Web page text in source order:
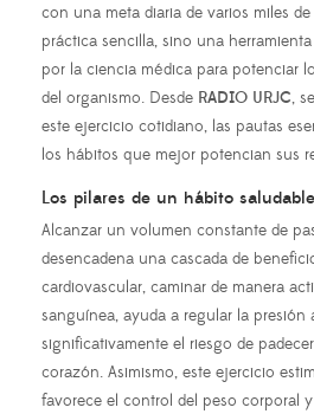
con una meta diaria de varios miles
práctica sencilla, sino una
por la ciencia médica para potenciar
del organismo. Desde RADIO URJC,
este ejercicio cotidiano, las pautas
los hábitos que mejor potencian sus
Los pilares de un hábito saludable
Alcanzar un volumen constante de
desencadena una cascada de
cardiovascular, caminar de manera
sanguínea, ayuda a regular la presión
significativamente el riesgo de
corazón. Asimismo, este ejercicio
favorece el control del peso corporal